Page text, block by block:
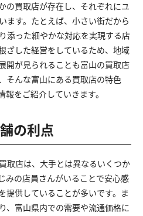
の買取店が存在し、それぞれにユ
ます。たとえば、小さい街だから
添った細やかな対応を実現する店
ざした経営をしているため、地域
開が見られることも富山の買取店
そんな富山にある買取店の特色
報をご紹介していきます。
の利点
取店は、大手とは異なるいくつか
みの店員さんがいることで安心感
提供していることが多いです。ま
、富山県内での需要や流通価格に